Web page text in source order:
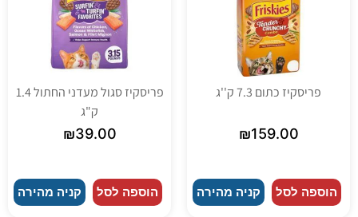
פריסקיז כתום 7.3 ק''ג
₪159.00
הוספה לסל קניה מהירה
פריסקיז סגול מעדני החתול 1.4
ק"ג
₪39.00
הוספה לסל קניה מהירה